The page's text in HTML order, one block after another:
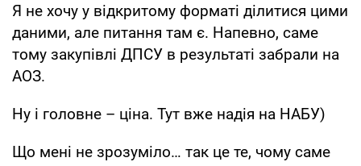
Я не хочу у відкритому форматі ділитися цими
даними, але питання там є. Напевно, саме
тому закупівлі ДПСУ в результаті забрали на
АОЗ.
Ну і головне – ціна. Тут вже надія на НАБУ)
Що мені не зрозуміло… так це те, чому саме